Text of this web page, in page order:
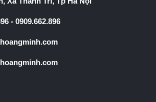
- 0909.662.896